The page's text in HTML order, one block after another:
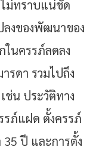
ม่ทราบแน่ชัด
ลงของพัฒนาของ
ในครรภ์ลดลง
รดา รวมไปถึง
ช่น ประวัติทาง
รภ์แฝด ตั้งครรภ์
35 ปี และการตั้ง